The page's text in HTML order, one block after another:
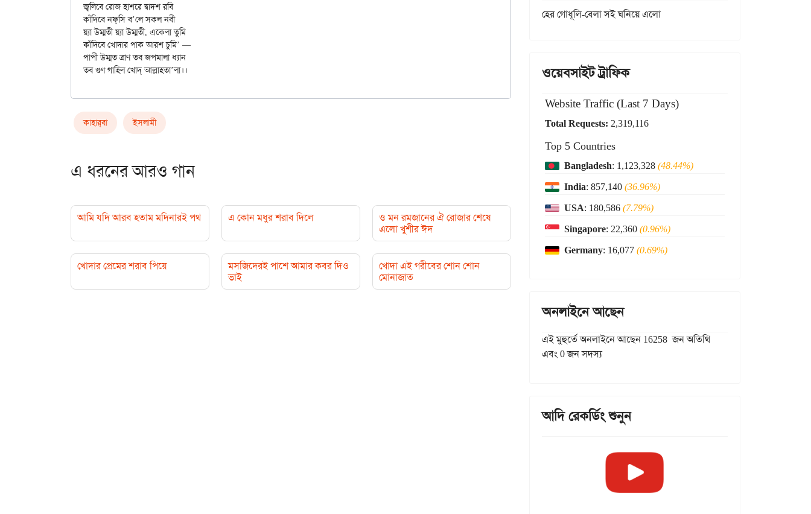
জ্বলিবে রোজ হাশরে দ্বাদশ রবি
কাঁদিবে নফ্‌সি ব’লে সকল নবী
য়্যা উম্মতী য়্যা উম্মতী, একেলা তুমি
কাঁদিবে খোদার পাক আরশ চুমি’ —
পাপী উম্মত ত্রাণ তব জপমালা ধ্যান
কাহার্‌বা ইসলামী
এ ধরনের আরও গান
আমি যদি আরব হতাম মদিনারই পথ এ কোন মধুর শরাব দিলে
ও মন রমজানের ঐ রোজার শেষে
এলো খুশীর ঈদ
খোদার প্রেমের শরাব পিয়ে
মসজিদেরই পাশে আমার কবর দিও
ভাই
খোদা এই গরীবের শোন শোন
মোনাজাত
হের গোধূলি-বেলা সই ঘনিয়ে এলো
ওয়েবসাইট ট্রাফিক
Website Traffic (Last 7 Days)
Total Requests: 2,319,116
Top 5 Countries
Bangladesh: 1,123,328(48.44%)
India: 857,140(36.96%)
USA: 180,586(7.79%)
Singapore: 22,360(0.96%)
Germany: 16,077(0.69%)
অনলাইনে আছেন
এই মুহুর্তে অনলাইনে আছেন 16258 জন অতিথি
এবং 0 জন সদস্য
আদি রেকর্ডিং শুনুন